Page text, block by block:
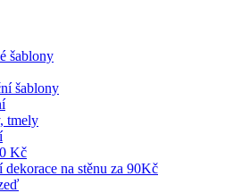
šablony
šablony
tmely
Kč
dekorace na stěnu za 90Kč